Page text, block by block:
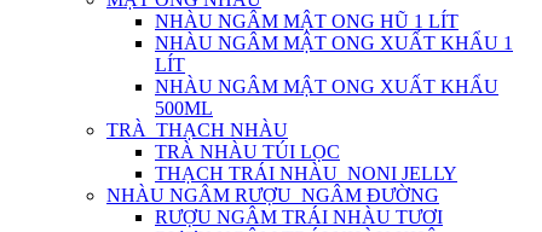
NHÀU NGÂM MẬT ONG HŨ 1 LÍT
NHÀU NGÂM MẬT ONG XUẤT KHẨU 1
LÍT
NHÀU NGÂM MẬT ONG XUẤT KHẨU
500ML
TRÀ_THẠCH NHÀU
TRÀ NHÀU TÚI LỌC
THẠCH TRÁI NHÀU_NONI JELLY
NHÀU NGÂM RƯỢU_NGÂM ĐƯỜNG
RƯỢU NGÂM TRÁI NHÀU TƯƠI